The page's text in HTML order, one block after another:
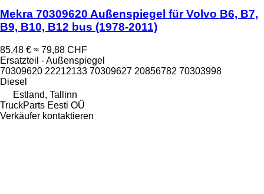
Mekra 70309620 Außenspiegel für Volvo B6, B7,
B9, B10, B12 bus (1978-2011)
85,48 € ≈ 79,88 CHF
Ersatzteil - Außenspiegel
70309620 22212133 70309627 20856782 70303998
Diesel
Estland, Tallinn
TruckParts Eesti OÜ
Verkäufer kontaktieren